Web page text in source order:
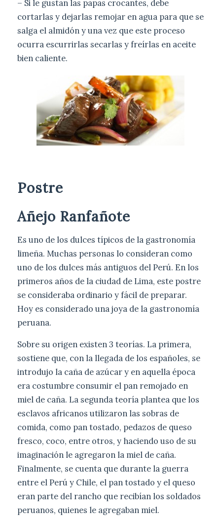
– Si le gustan las papas crocantes, debe
cortarlas y dejarlas remojar en agua para que se
salga el almidón y una vez que este proceso
ocurra escurrirlas secarlas y freírlas en aceite
bien caliente.
Postre
Añejo Ranfañote
Es uno de los dulces típicos de la gastronomía
limeña. Muchas personas lo consideran como
uno de los dulces más antiguos del Perú. En los
primeros años de la ciudad de Lima, este postre
se consideraba ordinario y fácil de preparar.
Hoy es considerado una joya de la gastronomía
peruana.
Sobre su origen existen 3 teorías. La primera,
sostiene que, con la llegada de los españoles, se
introdujo la caña de azúcar y en aquella época
era costumbre consumir el pan remojado en
miel de caña. La segunda teoría plantea que los
esclavos africanos utilizaron las sobras de
comida, como pan tostado, pedazos de queso
fresco, coco, entre otros, y haciendo uso de su
imaginación le agregaron la miel de caña.
Finalmente, se cuenta que durante la guerra
entre el Perú y Chile, el pan tostado y el queso
eran parte del rancho que recibían los soldados
peruanos, quienes le agregaban miel.